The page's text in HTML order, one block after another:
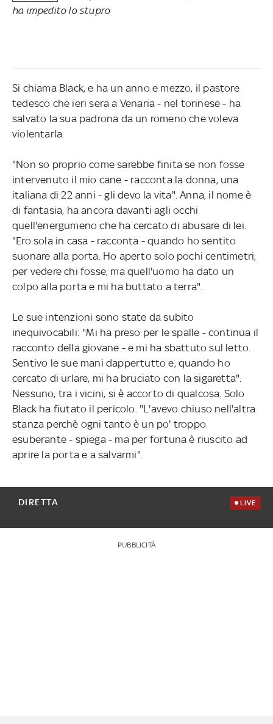
ha impedito lo stupro
Si chiama Black, e ha un anno e mezzo, il pastore
tedesco che ieri sera a Venaria - nel torinese - ha
salvato la sua padrona da un romeno che voleva
violentarla.
"Non so proprio come sarebbe finita se non fosse
intervenuto il mio cane - racconta la donna, una
italiana di 22 anni - gli devo la vita". Anna, il nome è
di fantasia, ha ancora davanti agli occhi
quell'energumeno che ha cercato di abusare di lei.
"Ero sola in casa - racconta - quando ho sentito
suonare alla porta. Ho aperto solo pochi centimetri,
per vedere chi fosse, ma quell'uomo ha dato un
colpo alla porta e mi ha buttato a terra".
Le sue intenzioni sono state da subito
inequivocabili: "Mi ha preso per le spalle - continua il
racconto della giovane - e mi ha sbattuto sul letto.
Sentivo le sue mani dappertutto e, quando ho
cercato di urlare, mi ha bruciato con la sigaretta".
Nessuno, tra i vicini, si è accorto di qualcosa. Solo
Black ha fiutato il pericolo. "L'avevo chiuso nell'altra
stanza perchè ogni tanto è un po' troppo
esuberante - spiega - ma per fortuna è riuscito ad
aprire la porta e a salvarmi".
DIRETTA LIVE
PUBBLICITÀ